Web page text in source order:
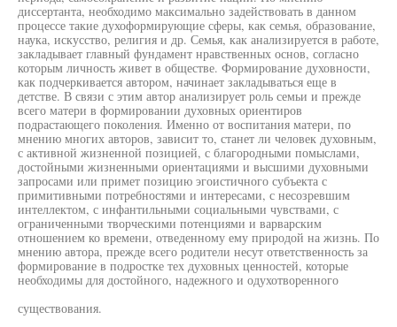
диссертанта, необходимо максимально задействовать в данном
процессе такие духоформирующие сферы, как семья, образование,
наука, искусство, религия и др. Семья, как анализируется в работе,
закладывает главный фундамент нравственных основ, согласно
которым личность живет в обществе. Формирование духовности,
как подчеркивается автором, начинает закладываться еще в
детстве. В связи с этим автор анализирует роль семьи и прежде
всего матери в формировании духовных ориентиров
подрастающего поколения. Именно от воспитания матери, по
мнению многих авторов, зависит то, станет ли человек духовным,
с активной жизненной позицией, с благородными помыслами,
достойными жизненными ориентациями и высшими духовными
запросами или примет позицию эгоистичного субъекта с
примитивными потребностями и интересами, с несозревшим
интеллектом, с инфантильными социальными чувствами, с
ограниченными творческими потенциями и варварским
отношением ко времени, отведенному ему природой на жизнь. По
мнению автора, прежде всего родители несут ответственность за
формирование в подростке тех духовных ценностей, которые
необходимы для достойного, надежного и одухотворенного
существования.